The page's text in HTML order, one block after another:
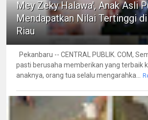
Mey Zeky Halawa', Anak Asli
Mendapatkan Nilai Tertinggi
Riau
Pekanbaru -- CENTRAL PUBLIK. COM,
pasti berusaha memberikan yang terbaik
anaknya, orang tua selalu mengarahka...